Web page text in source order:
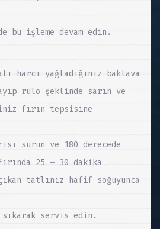
bu işleme devam edin.
harcı yağladığınız baklava
rulo şeklinde sarın ve
fırın tepsisine
sürün ve 180 derecede
25 – 30 dakika
tatlınız hafif soğuyunca
servis edin.